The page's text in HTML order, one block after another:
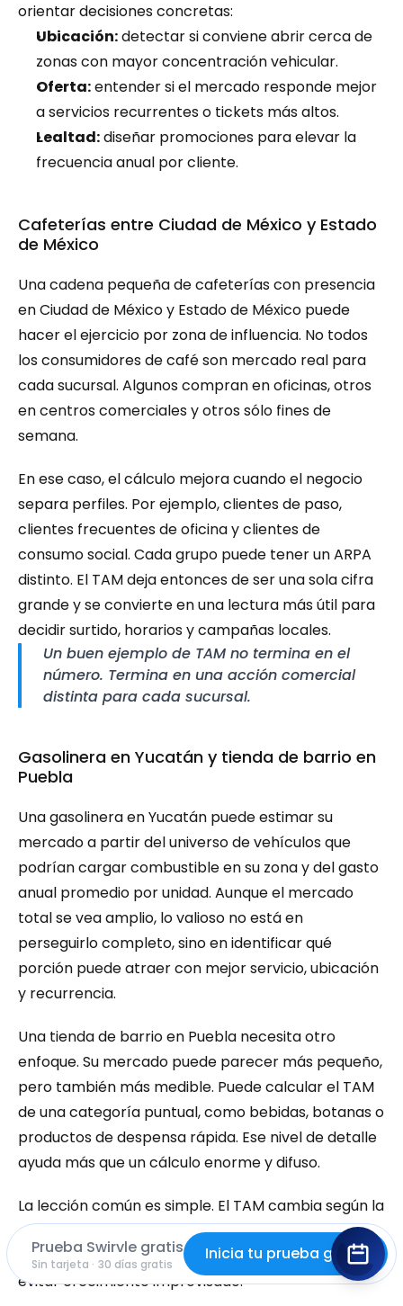
orientar decisiones concretas:
Ubicación: detectar si conviene abrir cerca de
zonas con mayor concentración vehicular.
Oferta: entender si el mercado responde mejor
a servicios recurrentes o tickets más altos.
Lealtad: diseñar promociones para elevar la
frecuencia anual por cliente.
Cafeterías entre Ciudad de México y Estado
de México
Una cadena pequeña de cafeterías con presencia
en Ciudad de México y Estado de México puede
hacer el ejercicio por zona de influencia. No todos
los consumidores de café son mercado real para
cada sucursal. Algunos compran en oficinas, otros
en centros comerciales y otros sólo fines de
semana.
En ese caso, el cálculo mejora cuando el negocio
separa perfiles. Por ejemplo, clientes de paso,
clientes frecuentes de oficina y clientes de
consumo social. Cada grupo puede tener un ARPA
distinto. El TAM deja entonces de ser una sola cifra
grande y se convierte en una lectura más útil para
decidir surtido, horarios y campañas locales.
Un buen ejemplo de TAM no termina en el
número. Termina en una acción comercial
distinta para cada sucursal.
Gasolinera en Yucatán y tienda de barrio en
Puebla
Una gasolinera en Yucatán puede estimar su
mercado a partir del universo de vehículos que
podrían cargar combustible en su zona y del gasto
anual promedio por unidad. Aunque el mercado
total se vea amplio, lo valioso no está en
perseguirlo completo, sino en identificar qué
porción puede atraer con mejor servicio, ubicación
y recurrencia.
Una tienda de barrio en Puebla necesita otro
enfoque. Su mercado puede parecer más pequeño,
pero también más medible. Puede calcular el TAM
de una categoría puntual, como bebidas, botanas o
productos de despensa rápida. Ese nivel de detalle
ayuda más que un cálculo enorme y difuso.
La lección común es simple. El TAM cambia según la
categoría, la ubicación y el tipo de compra. Pero en
todos los casos sirve para ordenar decisiones y
evitar crecimiento improvisado.
Prueba Swirvle gratis
Sin tarjeta · 30 días gratis
Inicia tu prueba gratis